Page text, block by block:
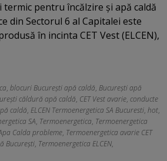
pentru încălzire şi apă caldă
din Sectorul 6 al Capitalei este
în incinta CET Vest (ELCEN),
, blocuri București apă caldă, București apă
căldură apă caldă, CET Vest avarie, conducte
caldă, ELCEN Termoenergetica SA Bucuresti, hot,
SA, Termoenergetica, Termoenergetica
Calda probleme, Termoenergetica avarie CET
București, Termoenergetica ELCEN,